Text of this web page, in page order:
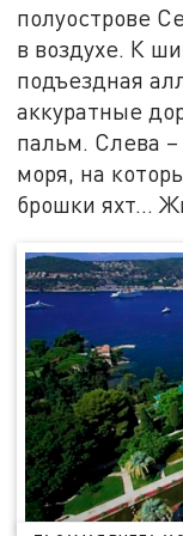
полуострове
в воздухе. К
подъездная
аккуратные
пальм. Слева
моря, на
брошки яхт...